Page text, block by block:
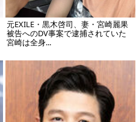
元EXILE・黒木啓司、妻・宮崎麗果
被告へのDV事案で逮捕されていた
宮崎は全身...